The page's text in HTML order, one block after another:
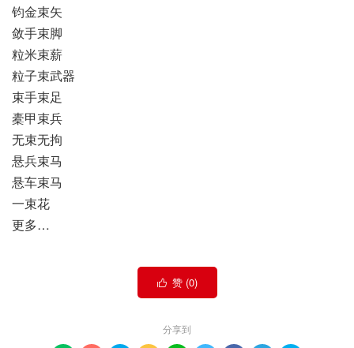
钧金束矢
敛手束脚
粒米束薪
粒子束武器
束手束足
橐甲束兵
无束无拘
悬兵束马
悬车束马
一束花
更多…
 赞 (0)
分享到